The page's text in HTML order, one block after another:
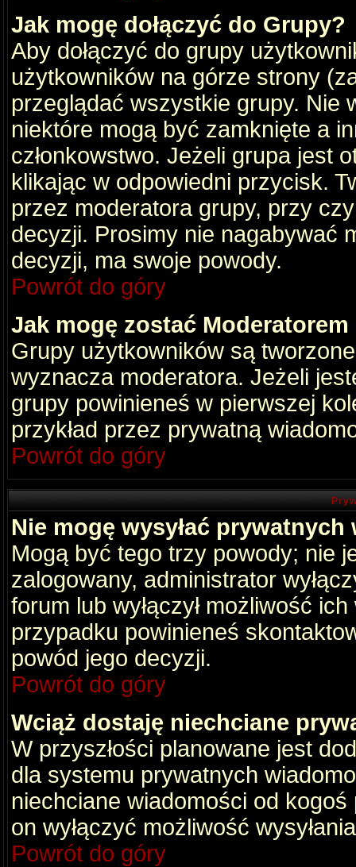
Jak mogę dołączyć do Grupy?
Aby dołączyć do grupy
użytkowników na górze strony
przeglądać wszystkie grupy. Nie
niektóre mogą być zamknięte a
członkowstwo. Jeżeli grupa jest
klikając w odpowiedni przycisk.
przez moderatora grupy, przy
decyzji. Prosimy nie nagabywać
decyzji, ma swoje powody.
Powrót do góry
Jak mogę zostać
Grupy użytkowników są
wyznacza moderatora. Jeżeli
grupy powinieneś w pierwszej
przykład przez prywatną
Powrót do góry
Nie mogę wysyłać
Mogą być tego trzy powody; nie
zalogowany, administrator
forum lub wyłączył możliwość
przypadku powinieneś
powód jego decyzji.
Powrót do góry
Wciąż dostaję niechciane
W przyszłości planowane jest
dla systemu prywatnych
niechciane wiadomości od
on wyłączyć możliwość
Powrót do góry